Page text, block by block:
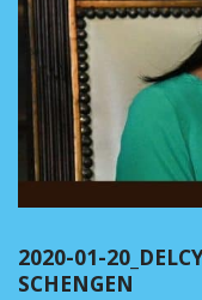
2020-01-
SCHENGEN